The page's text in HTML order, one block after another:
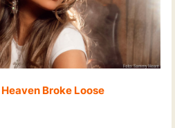
Broke Loose